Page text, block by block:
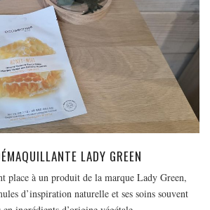
LADY GREEN
place à un produit de la marque Lady Green,
d’inspiration naturelle et ses soins souvent